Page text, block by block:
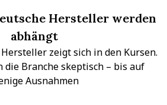
Hersteller werden
abhängt
zeigt sich in den Kursen.
die Branche skeptisch – bis auf
Ausnahmen